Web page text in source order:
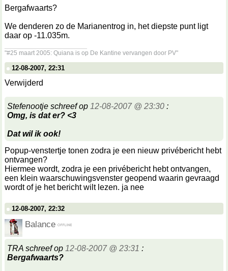
Bergafwaarts?
We denderen zo de Marianentrog in, het diepste punt ligt
daar op -11.035m.
"#25 maart 2005: Quiana is op De Kantine vervangen door PV"
12-08-2007, 22:31
Verwijderd
Stefenootje schreef op 12-08-2007 @ 23:30 :
Omg, is dat er? <3
Dat wil ik ook!
Popup-venstertje tonen zodra je een nieuw privébericht hebt
ontvangen?
Hiermee wordt, zodra je een privébericht hebt ontvangen,
een klein waarschuwingsvenster geopend waarin gevraagd
wordt of je het bericht wilt lezen. ja nee
12-08-2007, 22:32
Balance
TRA schreef op 12-08-2007 @ 23:31 :
Bergafwaarts?